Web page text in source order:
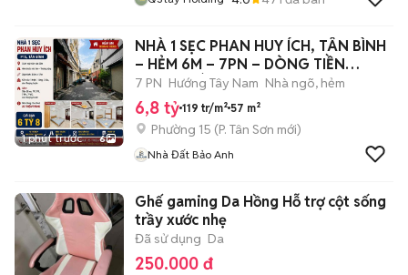
1 phút trước 6
NHÀ 1 SẸC PHAN HUY ÍCH, TÂN BÌNH
– HẺM 6M – 7PN – DÒNG TIỀN
25TR/THÁNG
7 PN Hướng Tây Nam Nhà ngõ, hẻm
6,8 tỷ 119 tr/m² 57 m²
Phường 15 (P. Tân Sơn mới)
Nhà Đất Bảo Anh
Ghế gaming Da Hồng Hỗ trợ cột sống
trầy xước nhẹ
Đã sử dụng Da
250.000 đ